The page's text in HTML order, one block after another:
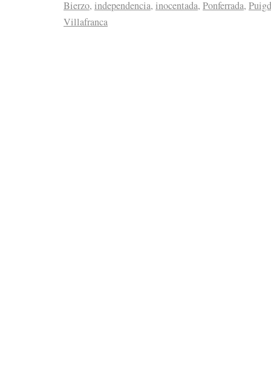
Bierzo, independencia, inocentada, Ponferrada,
Villafranca